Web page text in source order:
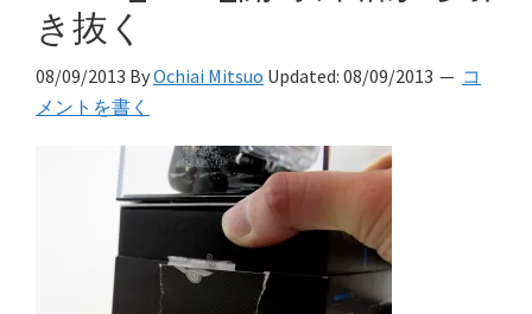
き抜く
08/09/2013 ByOchiai Mitsuo Updated: 08/09/2013
コ
メントを書く